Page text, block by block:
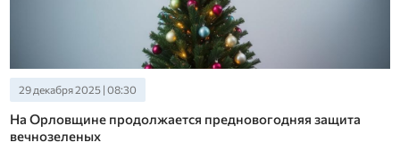
29 декабря 2025 | 08:30
На Орловщине продолжается предновогодняя защита
вечнозеленых